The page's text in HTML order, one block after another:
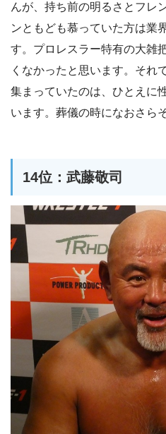
んが、持ち前の明るさとフレ
ンともども慕っていた方は業
す。プロレスラー特有の大雑
くなかったと思います。それ
集まっていたのは、ひとえに
います。葬儀の時になおさら
14位：武藤敬司